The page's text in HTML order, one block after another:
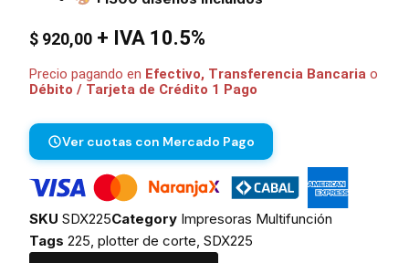
$ 920,00 + IVA 10.5%
Precio pagando en Efectivo, Transferencia Bancaria o
Débito / Tarjeta de Crédito 1 Pago
Ver cuotas con Mercado Pago
SKUSDX225Category Impresoras Multifunción
Tags 225,plotter de corte,SDX225